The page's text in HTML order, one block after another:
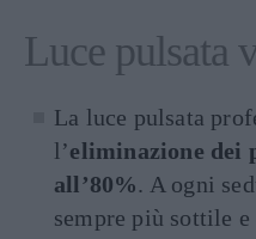
Luce pulsata
La luce pulsata
l’eliminazione dei
all’80%. A ogni
sempre più sottile e